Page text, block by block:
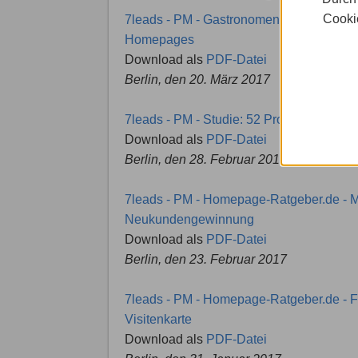
7leads - PM - Gastronomen und
Homepages
Download als PDF-Datei
Berlin, den 20. März 2017
7leads - PM - Studie: 52 Prozent der
Download als PDF-Datei
Berlin, den 28. Februar 2017
7leads - PM - Homepage-Ratgeber.de -
Neukundengewinnung
Download als PDF-Datei
Berlin, den 23. Februar 2017
7leads - PM - Homepage-Ratgeber.de -
Visitenkarte
Download als PDF-Datei